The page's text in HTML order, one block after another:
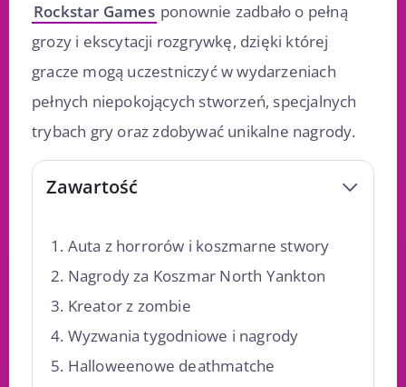
Rockstar Games ponownie zadbało o pełną
grozy i ekscytacji rozgrywkę, dzięki której
gracze mogą uczestniczyć w wydarzeniach
pełnych niepokojących stworzeń, specjalnych
trybach gry oraz zdobywać unikalne nagrody.
Zawartość
Auta z horrorów i koszmarne stwory
Nagrody za Koszmar North Yankton
Kreator z zombie
Wyzwania tygodniowe i nagrody
Halloweenowe deathmatche